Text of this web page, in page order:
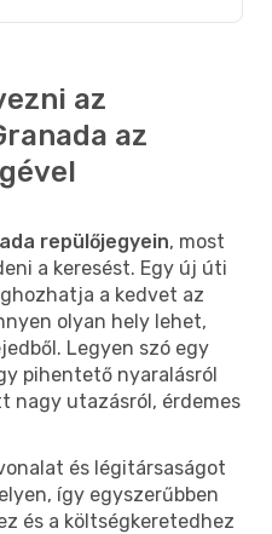
az
az
repülőjegyein, most
a keresést. Egy új úti
a kedvet az
olyan hely lehet,
Legyen szó egy
pihentető nyaralásról
nagy utazásról, érdemes
és légitársaságot
így egyszerűbben
és a költségkeretedhez